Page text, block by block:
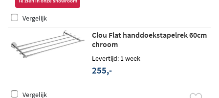
Vergelijk
Clou Flat handdoekstapelrek 60cm
chroom
Levertijd: 1 week
255,-
Vergelijk